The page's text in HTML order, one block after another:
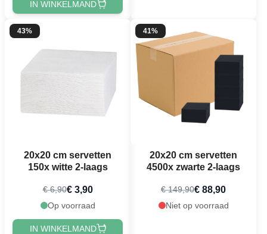
IN WINKELMAND
43%
20x20 cm servetten
150x witte 2-laags
€ 6,90€ 3,90
Op voorraad
IN WINKELMAND
41%
20x20 cm servetten
4500x zwarte 2-laags
€ 149,90€ 88,90
Niet op voorraad